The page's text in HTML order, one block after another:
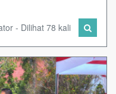
- Dilihat 78 kali